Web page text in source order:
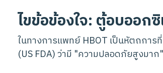
ไขข้อข้องใจ: ตู้อบออก
ในทางการแพทย์ HBOT เป็นหัตถการ
(US FDA) ว่ามี "ความปลอดภัยสูงมา